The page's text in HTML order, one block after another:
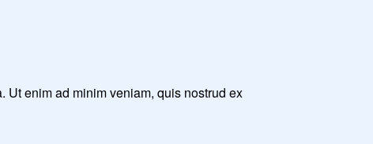
enim ad minim veniam, quis nostrud ex